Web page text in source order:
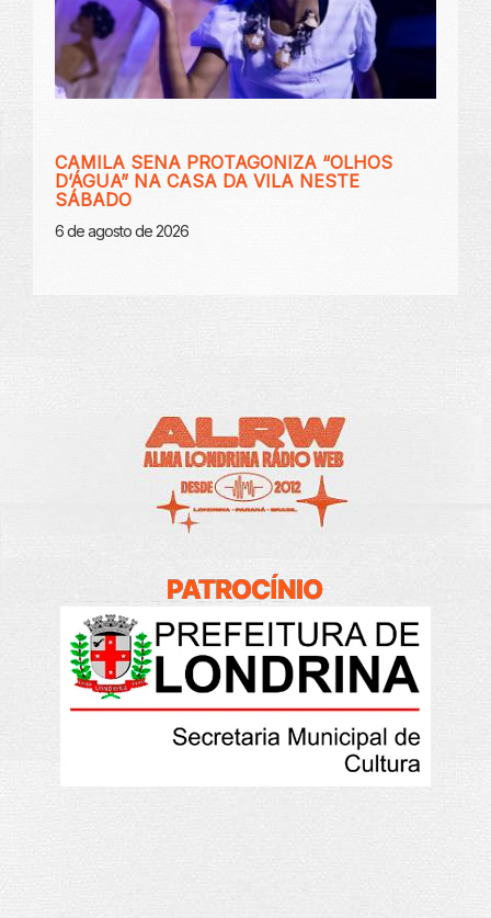
CAMILA SENA PROTAGONIZA “OLHOS
D’ÁGUA” NA CASA DA VILA NESTE
SÁBADO
6 de agosto de 2026